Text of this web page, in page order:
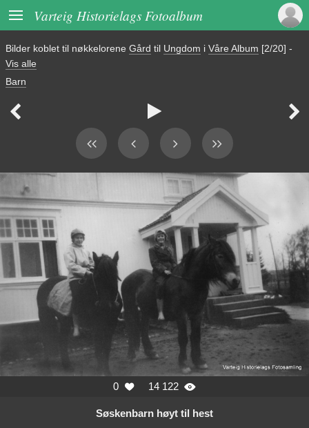
 Varteig Historielags Fotoalbum
Bilder koblet til nøkkelorene Gård til Ungdom i Våre Album [2/20] -
Vis alle
Barn
  
0  14 122 
Søskenbarn høyt til hest